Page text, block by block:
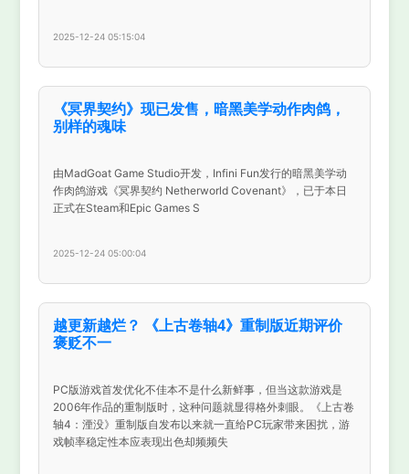
2025-12-24 05:15:04
《冥界契约》现已发售，暗黑美学动作肉鸽，
别样的魂味
由MadGoat Game Studio开发，Infini Fun发行的暗黑美学动
作肉鸽游戏《冥界契约 Netherworld Covenant》，已于本日
正式在Steam和Epic Games S
2025-12-24 05:00:04
越更新越烂？ 《上古卷轴4》重制版近期评价
褒贬不一
PC版游戏首发优化不佳本不是什么新鲜事，但当这款游戏是
2006年作品的重制版时，这种问题就显得格外刺眼。《上古卷
轴4：湮没》重制版自发布以来就一直给PC玩家带来困扰，游
戏帧率稳定性本应表现出色却频频失